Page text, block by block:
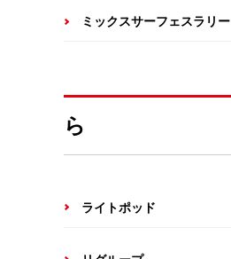
ミックスサーフェスラリー
ら
ライトポッド